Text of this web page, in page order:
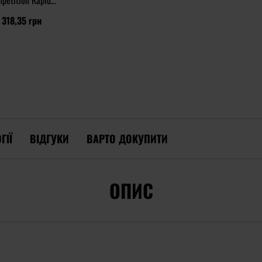
MultiCam
318,35 грн
ВІДГУКИ ВАРТО ДОКУПИТИ
ОПИС